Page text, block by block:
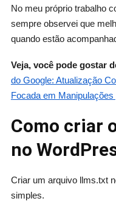
No meu próprio trabalho
sempre observei que
quando estão
Veja, você pode gostar
do Google: Atualização
Focada em Manipulações
Como criar
no
Criar um arquivo llms.txt
simples.